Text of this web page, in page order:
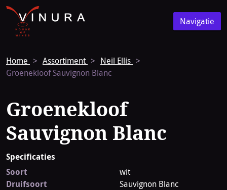
Vinura
Navigatie
Navigatie
Home Assortiment
Neil Ellis
Groenekloof Sauvignon Blanc
Groenekloof
Sauvignon Blanc
Specificaties
Soort
wit
Druifsoort
Sauvignon Blanc